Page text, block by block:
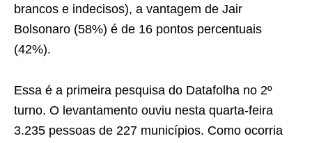
brancos e indecisos), a vantagem de Jair
Bolsonaro (58%) é de 16 pontos percentuais
(42%).
Essa é a primeira pesquisa do Datafolha no 2º
turno. O levantamento ouviu nesta quarta-feira
3.235 pessoas de 227 municípios. Como ocorria